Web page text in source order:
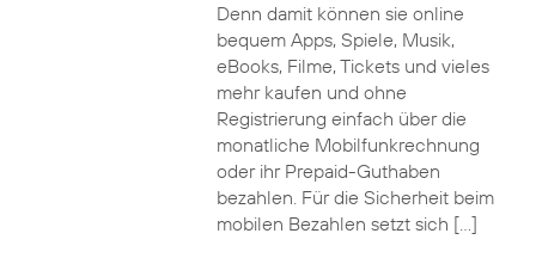
Denn damit können sie online
bequem Apps, Spiele, Musik,
eBooks, Filme, Tickets und vieles
mehr kaufen und ohne
Registrierung einfach über die
monatliche Mobilfunkrechnung
oder ihr Prepaid-Guthaben
bezahlen. Für die Sicherheit beim
mobilen Bezahlen setzt sich […]